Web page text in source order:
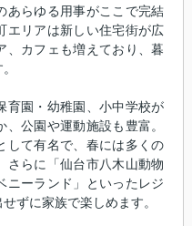
あらゆる用事がここで完結
エリアは新しい住宅街が広
、カフェも増えており、暮
育園・幼稚園、小中学校が
公園や運動施設も豊富。
して有名で、春には多くの
さらに「仙台市八木山動物
ニーランド」といったレジ
ずに家族で楽しめます。